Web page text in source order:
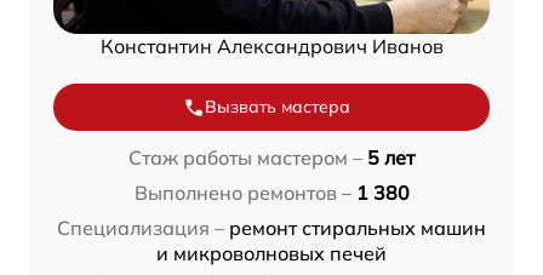
Константин Александрович Иванов
Вызвать мастера
Стаж работы мастером – 5 лет
Выполнено ремонтов – 1 380
Специализация – ремонт стиральных машин
и микроволновых печей